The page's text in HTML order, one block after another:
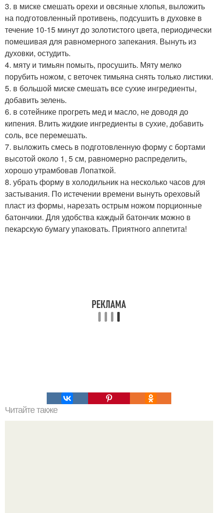
3. в миске смешать орехи и овсяные хлопья, выложить
на подготовленный противень, подсушить в духовке в
течение 10-15 минут до золотистого цвета, периодически
помешивая для равномерного запекания. Вынуть из
духовки, остудить.
4. мяту и тимьян помыть, просушить. Мяту мелко
порубить ножом, с веточек тимьяна снять только листики.
5. в большой миске смешать все сухие ингредиенты,
добавить зелень.
6. в сотейнике прогреть мед и масло, не доводя до
кипения. Влить жидкие ингредиенты в сухие, добавить
соль, все перемешать.
7. выложить смесь в подготовленную форму с бортами
высотой около 1, 5 см, равномерно распределить,
хорошо утрамбовав Лопаткой.
8. убрать форму в холодильник на несколько часов для
застывания. По истечении времени вынуть ореховый
пласт из формы, нарезать острым ножом порционные
батончики. Для удобства каждый батончик можно в
пекарскую бумагу упаковать. Приятного аппетита!
Читайте также